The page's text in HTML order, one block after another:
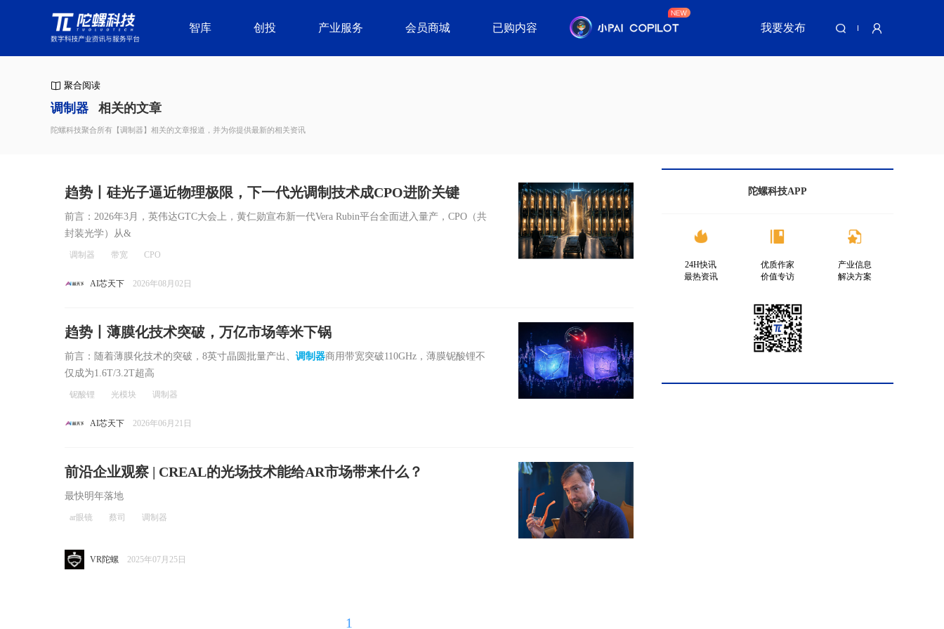
智库 创投 产业服务 会员商城 已购内容 我要发布
聚合阅读
调制器 相关的文章
陀螺科技聚合所有【调制器】相关的文章报道，并为你提供最新的相关资讯
趋势丨硅光子逼近物理极限，下一代光调制技术成CPO进阶关键
前言：2026年3月，英伟达GTC大会上，黄仁勋宣布新一代Vera Rubin平台全面进入量产，CPO（共
封装光学）从&
调制器 带宽 CPO
AI芯天下 2026年08月02日
趋势丨薄膜化技术突破，万亿市场等米下锅
前言：随着薄膜化技术的突破，8英寸晶圆批量产出、 调制器商用带宽突破110GHz，薄膜铌酸锂不
仅成为1.6T/3.2T超高
铌酸锂 光模块 调制器
AI芯天下 2026年06月21日
前沿企业观察 | CREAL的光场技术能给AR市场带来什么？
最快明年落地
ar眼镜 蔡司 调制器
VR陀螺 2025年07月25日
1
陀螺科技APP
24H快讯
最热资讯
优质作家
价值专访
产业信息
解决方案